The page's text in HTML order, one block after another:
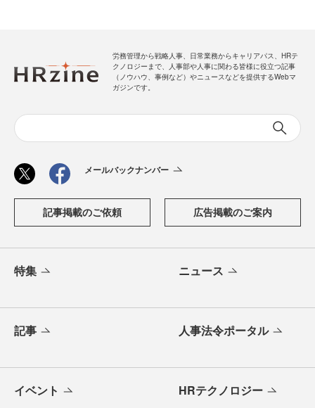
労務管理から戦略人事、日常業務からキャリアパス、HRテ
クノロジーまで、人事部や人事に関わる皆様に役立つ記事
（ノウハウ、事例など）やニュースなどを提供するWebマ
ガジンです。
メールバックナンバー
記事掲載のご依頼 広告掲載のご案内
特集 ニュース
記事 人事法令ポータル
イベント HRテクノロジー